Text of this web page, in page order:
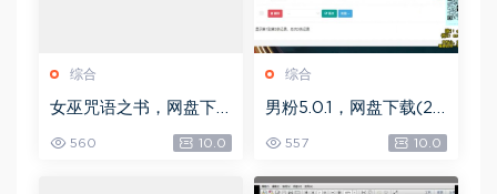
综合
女巫咒语之书，网盘下
560 10.0
综合
男粉5.0.1，网盘下载(25
557 10.0